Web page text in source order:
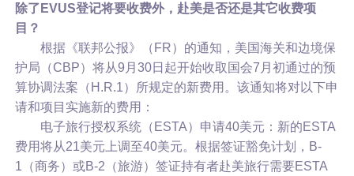
除了EVUS登记将要收费外，赴美是否还是其它收费项
目？
根据《联邦公报》（FR）的通知，美国海关和边境保
护局（CBP）将从9月30日起开始收取国会7月初通过的预
算协调法案（H.R.1）所规定的新费用。该通知将对以下申
请和项目实施新的费用：
电子旅行授权系统（ESTA）申请40美元：新的ESTA
费用将从21美元上调至40美元。根据签证豁免计划，B-
1（商务）或B-2（旅游）签证持有者赴美旅行需要ESTA